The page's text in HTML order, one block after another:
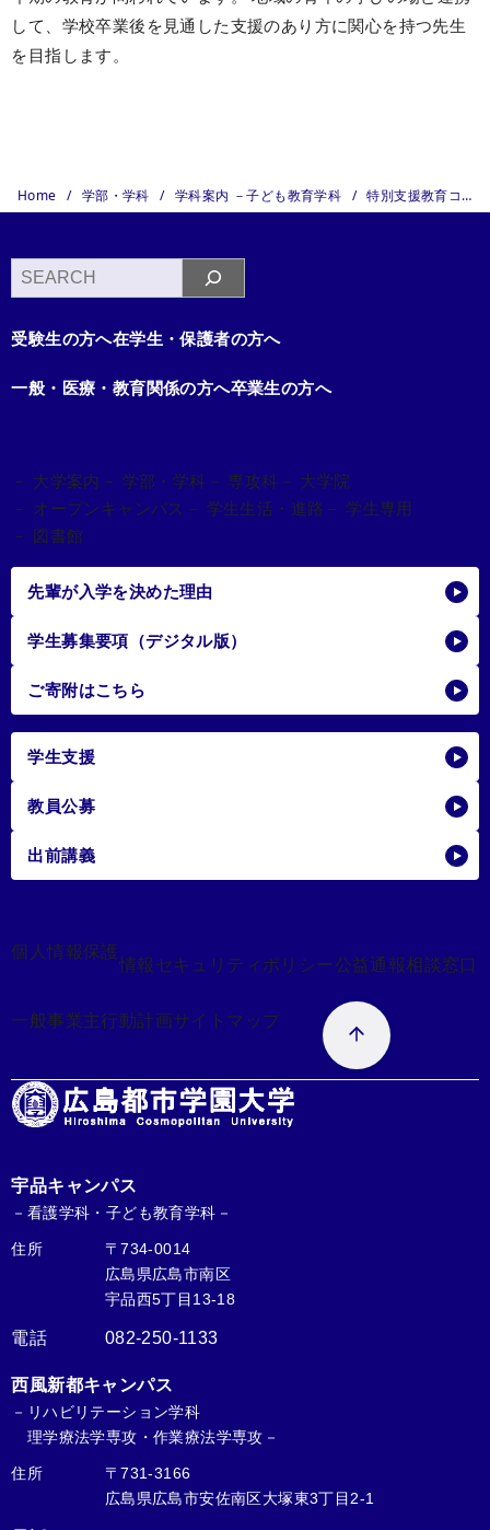
して、学校卒業後を見通した支援のあり方に関心を持つ先生
を目指します。
Home 学部・学科 学科案内 －子ども教育学科 特別支援教育コース －子ども教育学科
宇品キャンパス
－看護学科・子ども教育学科－
住所
〒734-0014
広島県広島市南区
宇品西5丁目13-18
電話 082-250-1133
西風新都キャンパス
－リハビリテーション学科
理学療法学専攻・作業療法学専攻－
住所
〒731-3166
広島県広島市安佐南区大塚東3丁目2-1
検
索
受験生の方へ在学生・保護者の方へ
一般・医療・教育関係の方へ卒業生の方へ
－ 大学案内 － 学部・学科 － 専攻科 － 大学院
－ オープンキャンパス － 学生生活・進路 － 学生専用
－ 図書館
先輩が入学を決めた理由
学生募集要項（デジタル版）
ご寄附はこちら
学生支援
教員公募
出前講義
個人情報保護
情報セキュリティポリシー公益通報相談窓口
一般事業主行動計画サイトマップ